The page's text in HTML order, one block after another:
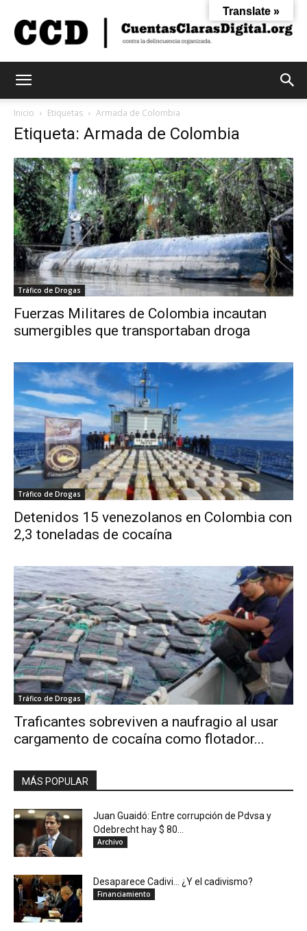
Digital
Inicio Etiquetas Armada de Colombia
Etiqueta: Armada de Colombia
Tráfico de Drogas
Fuerzas Militares de Colombia incautan
sumergibles que transportaban droga
Tráfico de Drogas
Detenidos 15 venezolanos en Colombia con
2,3 toneladas de cocaína
Tráfico de Drogas
Traficantes sobreviven a naufragio al usar
cargamento de cocaína como flotador...
MÁS POPULAR
Juan Guaidó: Entre corrupción de Pdvsa y
Odebrecht hay $ 80...
Archivo
Desaparece Cadivi… ¿Y el cadivismo?
Financiamiento
Translate »